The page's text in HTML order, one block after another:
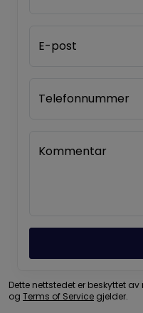
E-post
Telefonnummer
Kommentar
Dette nettstedet er beskyttet av
og Terms of Service gjelder.